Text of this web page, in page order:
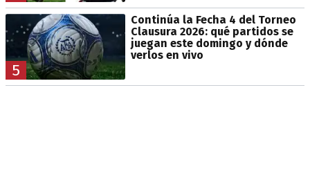
5
Continúa la Fecha 4 del Torneo
Clausura 2026: qué partidos se
juegan este domingo y dónde
verlos en vivo